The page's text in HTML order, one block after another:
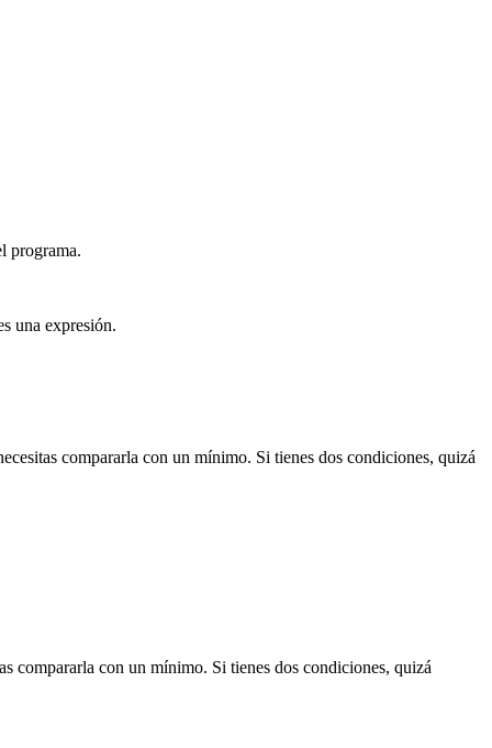
programa.
una expresión.
compararla con un mínimo. Si tienes dos condiciones, quizá
compararla con un mínimo. Si tienes dos condiciones, quizá